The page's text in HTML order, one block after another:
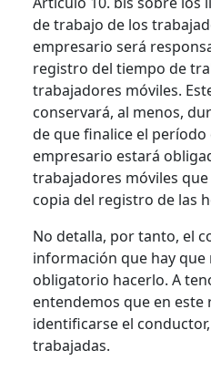
de trabajo de los
empresario será
registro del tiempo de
trabajadores móviles.
conservará, al menos,
de que finalice el período
empresario estará
trabajadores móviles
copia del registro de las
No detalla, por tanto, el
información que hay que
obligatorio hacerlo. A
entendemos que en
identificarse el
trabajadas.